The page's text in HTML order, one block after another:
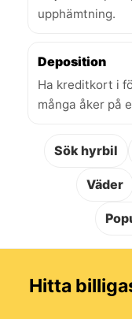
upphämtning.
Deposition
Ha kreditkort i
många åker på
Sök hyrbil
Väder
Hitta